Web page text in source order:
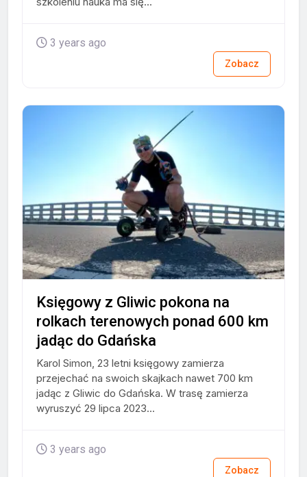
3 years ago
Zobacz
Księgowy z Gliwic pokona na
rolkach terenowych ponad 600 km
jadąc do Gdańska
Karol Simon, 23 letni księgowy zamierza
przejechać na swoich skajkach nawet 700 km
jadąc z Gliwic do Gdańska. W trasę zamierza
wyruszyć 29 lipca 2023...
3 years ago
Zobacz